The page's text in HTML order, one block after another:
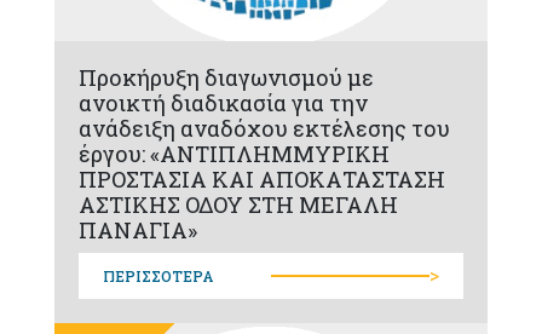
Προκήρυξη διαγωνισμού με
ανοικτή διαδικασία για την
ανάδειξη αναδόχου εκτέλεσης του
έργου: «ΑΝΤΙΠΛΗΜΜΥΡΙΚΗ
ΠΡΟΣΤΑΣΙΑ ΚΑΙ ΑΠΟΚΑΤΑΣΤΑΣΗ
ΑΣΤΙΚΗΣ ΟΔΟΥ ΣΤΗ ΜΕΓΑΛΗ
ΠΑΝΑΓΙΑ»
ΠΕΡΙΣΣΟΤΕΡΑ >